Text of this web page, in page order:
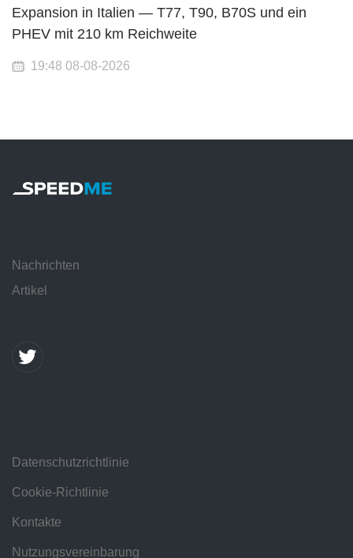
Expansion in Italien — T77, T90, B70S und ein
PHEV mit 210 km Reichweite
19:48 08-08-2026
Nachrichten
Artikel
Datenschutzrichtlinie
Cookie-Richtlinie
Kontakte
Nutzungsvereinbarung